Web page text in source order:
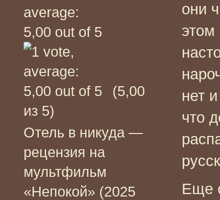
(5,00
из 5)
Отель в никуда —
рецензия на
мультфильм
«Непокой» (2025
они
этом
нет
что
Еще